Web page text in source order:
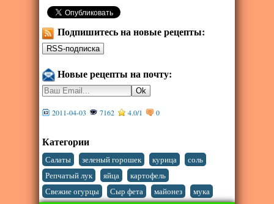
Подпишитесь на новые рецепты:
Новые рецепты на почту:
2011-04-03 7162 4.0/1 0
Категории
Салаты зеленый горошек курица соль
Репчатый лук яйца картофель
Свежие огурцы Сыр фета майонез мука